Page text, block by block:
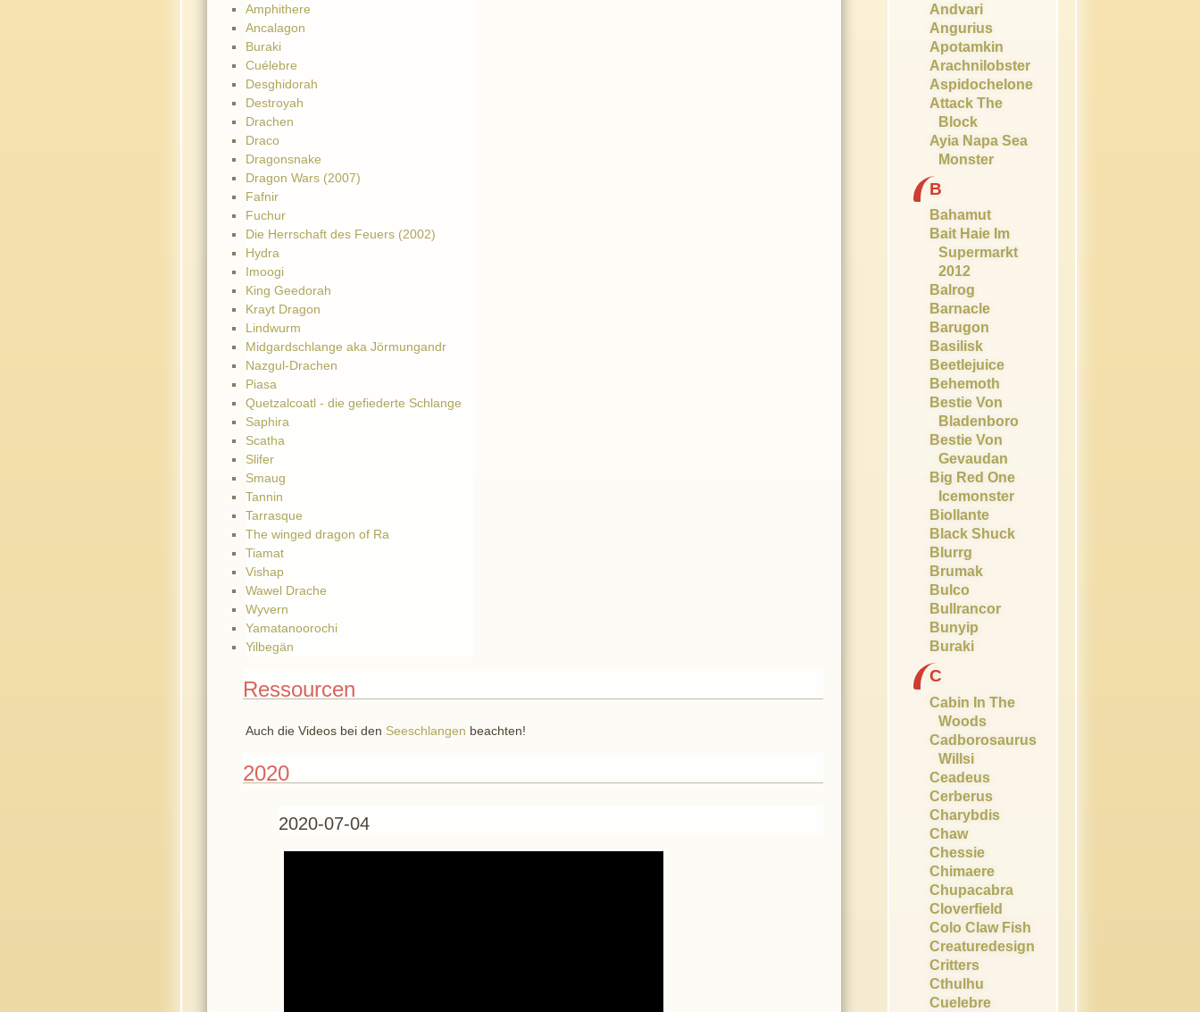
Amphithere
Ancalagon
Buraki
Cuélebre
Desghidorah
Destroyah
Drachen
Draco
Dragonsnake
Dragon Wars (2007)
Fafnir
Fuchur
Die Herrschaft des Feuers (2002)
Hydra
Imoogi
King Geedorah
Krayt Dragon
Lindwurm
Midgardschlange aka Jörmungandr
Nazgul-Drachen
Piasa
Quetzalcoatl - die gefiederte Schlange
Saphira
Scatha
Slifer
Smaug
Tannin
Tarrasque
The winged dragon of Ra
Tiamat
Vishap
Wawel Drache
Wyvern
Yamatanoorochi
Yilbegän
Ressourcen
Auch die Videos bei den Seeschlangen beachten!
2020
2020-07-04
Andvari
Angurius
Apotamkin
Arachnilobster
Aspidochelone
Attack The
Block
Ayia Napa Sea
Monster
B
Bahamut
Bait Haie Im
Supermarkt
2012
Balrog
Barnacle
Barugon
Basilisk
Beetlejuice
Behemoth
Bestie Von
Bladenboro
Bestie Von
Gevaudan
Big Red One
Icemonster
Biollante
Black Shuck
Blurrg
Brumak
Bulco
Bullrancor
Bunyip
Buraki
C
Cabin In The
Woods
Cadborosaurus
Willsi
Ceadeus
Cerberus
Charybdis
Chaw
Chessie
Chimaere
Chupacabra
Cloverfield
Colo Claw Fish
Creaturedesign
Critters
Cthulhu
Cuelebre